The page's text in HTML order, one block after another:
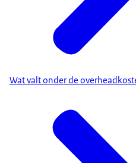
Wat valt onder de